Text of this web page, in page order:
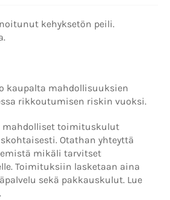
kehyksetön peili.
kaupalta mahdollisuuksien
rikkoutumisen riskin vuoksi.
mahdolliset toimituskulut
Otathan yhteyttä
mikäli tarvitset
Toimituksiin lasketaan aina
sekä pakkauskulut. Lue
.